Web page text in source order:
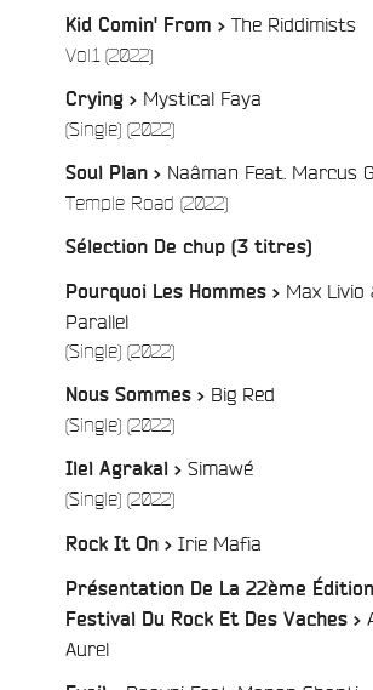
Playlist
:
Kid Comin' From > The Riddimists
Vol.1 (2022)/
Crying > Mystical Faya
(Single) (2022)/
Soul Plan > Naâman Feat. Marcus
Temple Road (2022)/
Sélection De chup (3 titres)
Pourquoi Les Hommes > Max Livio
Parallel
(Single) (2022)/
Nous Sommes > Big Red
(Single) (2022)/
Ilel Agrakal > Simawé
(Single) (2022)/
Rock It On > Irie Mafia
Présentation De La 22ème
Festival Du Rock Et Des Vaches >
Aurel/